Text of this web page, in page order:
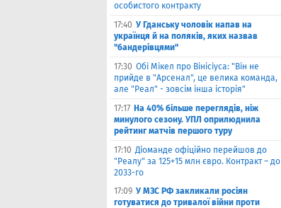
особистого контракту
17:40 У Гданську чоловік напав на
українця й на поляків, яких назвав
"бандерівцями"
17:30 Обі Мікел про Вінісіуса: "Він не
прийде в "Арсенал", це велика команда,
але "Реал" - зовсім інша історія"
17:17 На 40% більше переглядів, ніж
минулого сезону. УПЛ оприлюднила
рейтинг матчів першого туру
17:10 Діоманде офіційно перейшов до
"Реалу" за 125+15 млн євро. Контракт – до
2033-го
17:09 У МЗС РФ закликали росіян
готуватися до тривалої війни проти